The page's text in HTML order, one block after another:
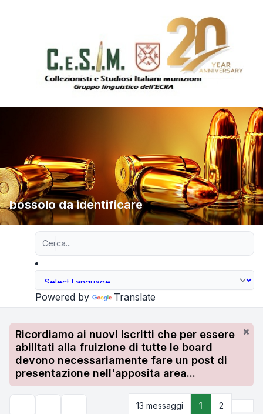
bossolo da identificare
Powered by Translate
Ricordiamo ai nuovi iscritti che per essere
abilitati alla fruizione di tutte le board
devono necessariamente fare un post di
presentazione nell'apposita area...
13 messaggi 1 2